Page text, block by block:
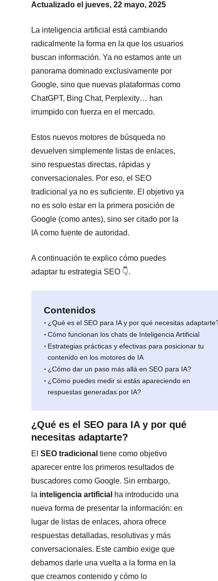
Actualizado el jueves, 22 mayo, 2025
La inteligencia artificial está cambiando
radicalmente la forma en la que los usuarios
buscan información. Ya no estamos ante un
panorama dominado exclusivamente por
Google, sino que nuevas plataformas como
ChatGPT, Bing Chat, Perplexity… han
irrumpido con fuerza en el mercado.
Estos nuevos motores de búsqueda no
devuelven simplemente listas de enlaces,
sino respuestas directas, rápidas y
conversacionales. Por eso, el SEO
tradicional ya no es suficiente. El objetivo ya
no es solo estar en la primera posición de
Google (como antes), sino ser citado por la
IA como fuente de autoridad.
A continuación te explico cómo puedes
adaptar tu estrategia SEO 👇.
Contenidos
¿Qué es el SEO para IA y por qué necesitas
Cómo funcionan los chats de Inteligencia Artificial
Estrategias prácticas y efectivas para posicionar tu
contenido en los motores de IA
¿Cómo dar un paso más allá en SEO para IA?
¿Cómo puedes medir si estás apareciendo en
respuestas generadas por IA?
¿Qué es el SEO para IA y por qué
necesitas adaptarte?
El SEO tradicional tiene como objetivo
aparecer entre los primeros resultados de
buscadores como Google. Sin embargo,
la inteligencia artificial ha introducido una
nueva forma de presentar la información: en
lugar de listas de enlaces, ahora ofrece
respuestas detalladas, resolutivas y más
conversacionales. Este cambio exige que
debamos darle una vuelta a la forma en la
que creamos contenido y cómo lo